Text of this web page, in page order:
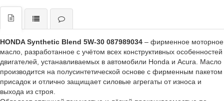
HONDA Synthetic Blend 5W-30 087989034 – фирменное моторное
масло, разработанное с учётом всех конструктивных особенностей
двигателей, устанавливаемых в автомобили Honda и Acura. Масло
производится на полусинтетической основе с фирменным пакетом
присадок и отлично защищает силовые агрегаты от износа и
выхода из строя.